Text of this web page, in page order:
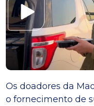
Os doadores da
o fornecimento de